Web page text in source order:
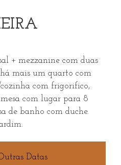
+ mezzanine com duas
mais um quarto com
com frigorifico,
com lugar para 8
de banho com duche.
Datas